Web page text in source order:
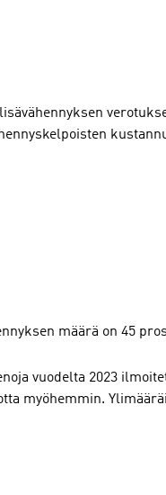
määrä on 45
vuodelta 2023
myöhemmin.